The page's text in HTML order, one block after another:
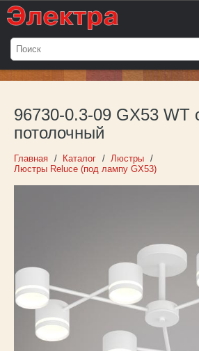
Мой
Пока
пуст
Войти
О компании
Контакты
Каталог
товаров
96730-0.3-09 GX53 WT
потолочный
Главная Каталог
Люстры
Люстры Reluce (под лампу GX53)